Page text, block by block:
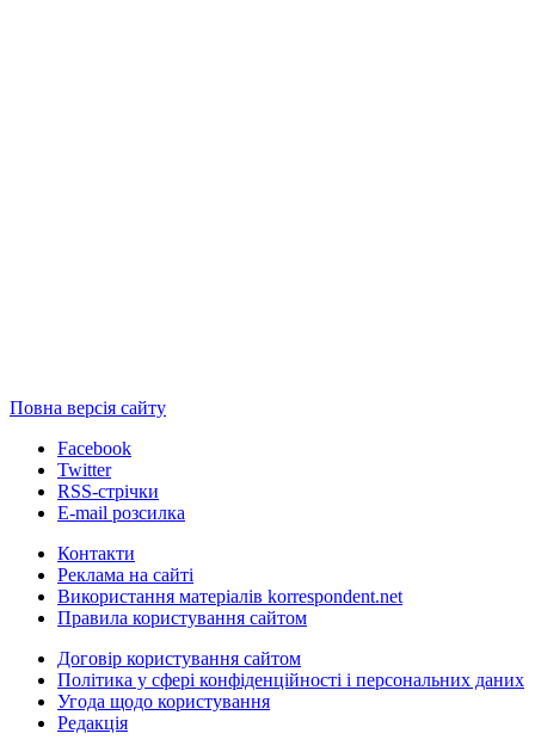
Повна версія сайту
Facebook
Twitter
RSS-стрічки
E-mail розсилка
Контакти
Реклама на сайті
Використання матеріалів korrespondent.net
Правила користування сайтом
Договір користування сайтом
Політика у сфері конфіденційності і персональних даних
Угода щодо користування
Редакція